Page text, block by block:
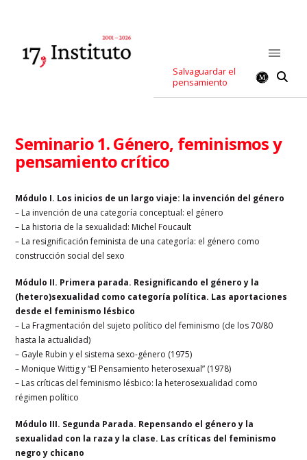
Salvaguardar el
pensamiento
Seminario 1. Género, feminismos y
pensamiento crítico
Módulo I. Los inicios de un largo viaje: la invención del género
– La invención de una categoría conceptual: el género
– La historia de la sexualidad: Michel Foucault
– La resignificación feminista de una categoría: el género como
construcción social del sexo
Módulo II. Primera parada. Resignificando el género y la
(hetero)sexualidad como categoría política. Las aportaciones
desde el feminismo lésbico
– La Fragmentación del sujeto político del feminismo (de los 70/80
hasta la actualidad)
– Gayle Rubin y el sistema sexo-género (1975)
– Monique Wittig y “El Pensamiento heterosexual” (1978)
– Las críticas del feminismo lésbico: la heterosexualidad como
régimen político
Módulo III. Segunda Parada. Repensando el género y la
sexualidad con la raza y la clase. Las críticas del feminismo
negro y chicano